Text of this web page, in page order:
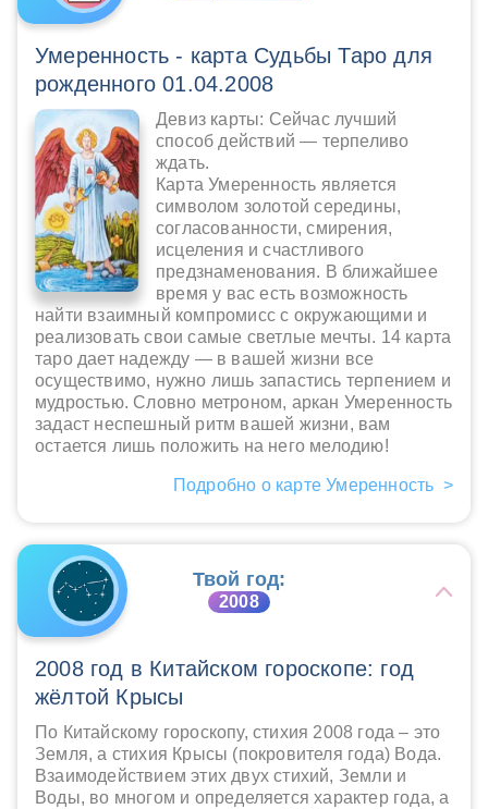
Умеренность - карта Судьбы Таро для
рожденного 01.04.2008
Девиз карты: Сейчас лучший
способ действий — терпеливо
ждать.
Карта Умеренность является
символом золотой середины,
согласованности, смирения,
исцеления и счастливого
предзнаменования. В ближайшее
время у вас есть возможность
найти взаимный компромисс с окружающими и
реализовать свои самые светлые мечты. 14 карта
таро дает надежду — в вашей жизни все
осуществимо, нужно лишь запастись терпением и
мудростью. Словно метроном, аркан Умеренность
задаст неспешный ритм вашей жизни, вам
остается лишь положить на него мелодию!
Подробно о карте Умеренность >
Твой год:
2008
2008 год в Китайском гороскопе: год
жёлтой Крысы
По Китайскому гороскопу, стихия 2008 года – это
Земля, а стихия Крысы (покровителя года) Вода.
Взаимодействием этих двух стихий, Земли и
Воды, во многом и определяется характер года, а